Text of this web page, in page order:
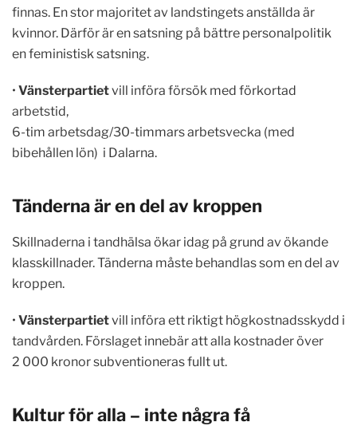
finnas. En stor majoritet av landstingets anställda är
kvinnor. Därför är en satsning på bättre personalpolitik
en feministisk satsning.
• Vänsterpartietvill införa försök med förkortad
arbetstid,
6-tim arbetsdag/30-timmars arbetsvecka (med
bibehållen lön) i Dalarna.
Tänderna är en del av kroppen
Skillnaderna i tandhälsa ökar idag på grund av ökande
klasskillnader. Tänderna måste behandlas som en del av
kroppen.
• Vänsterpartietvill införa ett riktigt högkostnadsskydd i
tandvården. Förslaget innebär att alla kostnader över
2 000 kronor subventioneras fullt ut.
Kultur för alla – inte några få